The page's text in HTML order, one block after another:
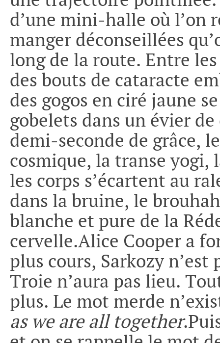
d’une mini-halle où l’on
manger déconseillées
long de la route. Entre
des bouts de cataracte
des gogos en ciré jaune
gobelets dans un évier
demi-seconde de grâce,
cosmique, la transe
les corps s’écartent au
dans la bruine, le
blanche et pure de la
cervelle.Alice Cooper a
plus cours, Sarkozy
Troie n’aura pas lieu.
plus. Le mot merde
as we are all together